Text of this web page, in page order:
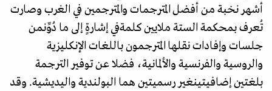
أشهر نخبة من أفضل المترجمات والمترجمين في الغرب وصارت
تُعرف بمحكمة الستة ملايين كلمةفي إشارةٍ إلى ما دُوِّنمن
جلسات وإفادات نقلها المترجمون باللغات الإنكليزية
والروسية والفرنسية والألمانية، فضلا عن توفير الترجمة
بلغتين إضافيتينغير رسميتين هما البولندية واليديشية. وقد